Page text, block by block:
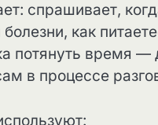
спрашивает,
как
потянуть время
в процессе